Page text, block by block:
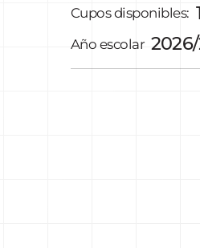
Cupos disponibles:
Año escolar